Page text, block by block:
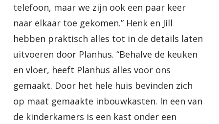
telefoon, maar we zijn ook een paar keer
naar elkaar toe gekomen.” Henk en Jill
hebben praktisch alles tot in de details laten
uitvoeren door Planhus. “Behalve de keuken
en vloer, heeft Planhus alles voor ons
gemaakt. Door het hele huis bevinden zich
op maat gemaakte inbouwkasten. In een van
de kinderkamers is een kast onder een